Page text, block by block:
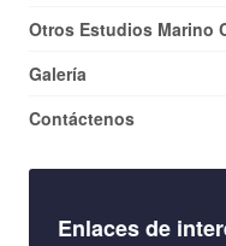
Otros Estudios Marino
Galería
Contáctenos
Enlaces de